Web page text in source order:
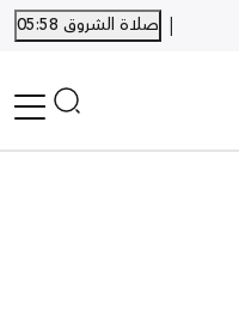
| صلاة الشروق 05:58